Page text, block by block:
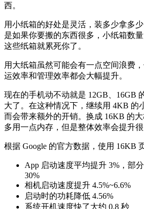
西。
用小纸箱的好处是灵活，装多少拿多
是如果你要搬的东西很多，小纸箱数
这些纸箱就累死你了。
用大纸箱虽然可能会有一点空间浪费
运效率和管理效率都会大幅提升。
现在的手机动不动就是 12GB、16GB
大了。在这种情况下，继续用 4KB 的
而会带来额外的开销。换成 16KB 的
多用一点内存，但是整体效率会提升很
根据 Google 的官方数据，使用 16KB
App 启动速度平均提升 3%，部
30%
相机启动速度提升 4.5%~6.6%
启动时的功耗降低 4.56%
系统开机速度快了大约 0.8 秒